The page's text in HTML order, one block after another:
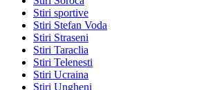
Stiri sportive
Stiri Stefan Voda
Stiri Straseni
Stiri Taraclia
Stiri Telenesti
Stiri Ucraina
Stiri Ungheni